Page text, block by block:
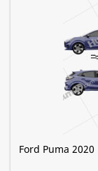
Ford Puma 2020